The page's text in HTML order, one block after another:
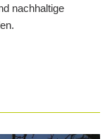
nachhaltige